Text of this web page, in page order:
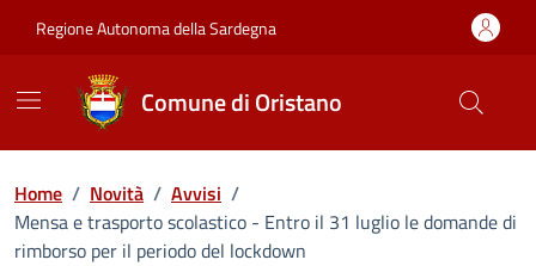
Regione Autonoma della Sardegna
Comune di Oristano
Home / Novità / Avvisi /
Mensa e trasporto scolastico - Entro il 31 luglio le domande di
rimborso per il periodo del lockdown